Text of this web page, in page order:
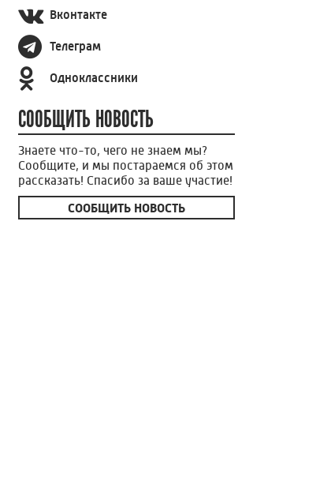
Вконтакте
Телеграм
Одноклассники
СООБЩИТЬ НОВОСТЬ
Знаете что-то, чего не знаем мы?
Сообщите, и мы постараемся об этом
рассказать! Спасибо за ваше участие!
СООБЩИТЬ НОВОСТЬ